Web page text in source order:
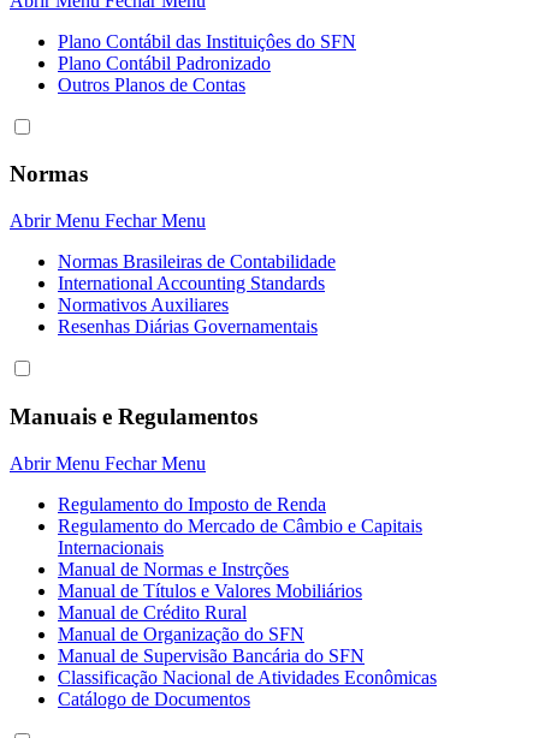
Plano Contábil das Instituiçôes do SFN
Plano Contábil Padronizado
Outros Planos de Contas
Normas
Abrir Menu Fechar Menu
Normas Brasileiras de Contabilidade
International Accounting Standards
Normativos Auxiliares
Resenhas Diárias Governamentais
Manuais e Regulamentos
Abrir Menu Fechar Menu
Regulamento do Imposto de Renda
Regulamento do Mercado de Câmbio e Capitais
Internacionais
Manual de Normas e Instrções
Manual de Títulos e Valores Mobiliários
Manual de Crédito Rural
Manual de Organização do SFN
Manual de Supervisão Bancária do SFN
Classificação Nacional de Atividades Econômicas
Catálogo de Documentos